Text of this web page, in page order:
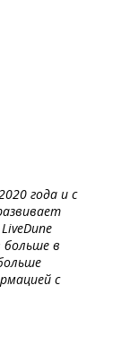
года и с
больше в
с